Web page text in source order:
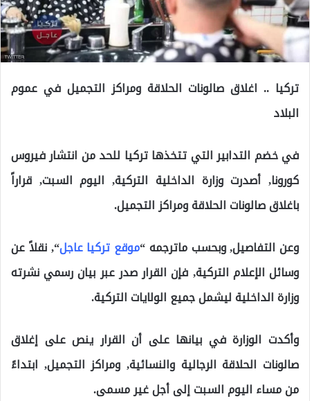
تركيا .. اغلاق صالونات الحلاقة ومراكز التجميل في عموم
البلاد
في خضم التدابير التي تتخذها تركيا للحد من انتشار فيروس
كورونا, أصدرت وزارة الداخلية التركية, اليوم السبت, قراراً
باغلاق صالونات الحلاقة ومراكز التجميل.
وعن التفاصيل, وبحسب ماترجمه “موقع تركيا عاجل“, نقلاً عن
وسائل الإعلام التركية, فإن القرار صدر عبر بيان رسمي نشرته
وزارة الداخلية ليشمل جميع الولايات التركية.
وأكدت الوزارة في بيانها على أن القرار ينص على إغلاق
صالونات الحلاقة الرجالية والنسائية, ومراكز التجميل, ابتداءً
من مساء اليوم السبت إلى أجل غير مسمى.